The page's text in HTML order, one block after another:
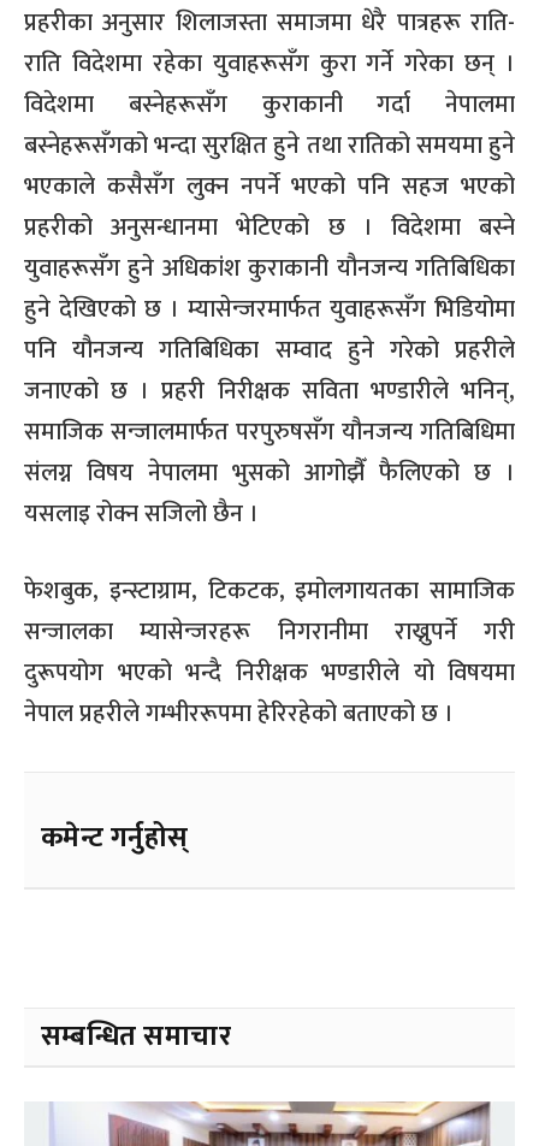
प्रहरीका अनुसार शिलाजस्ता समाजमा धेरै पात्रहरू राति-
राति विदेशमा रहेका युवाहरूसँग कुरा गर्ने गरेका छन् ।
विदेशमा बस्नेहरूसँग कुराकानी गर्दा नेपालमा
बस्नेहरूसँगको भन्दा सुरक्षित हुने तथा रातिको समयमा हुने
भएकाले कसैसँग लुक्न नपर्ने भएको पनि सहज भएको
प्रहरीको अनुसन्धानमा भेटिएको छ । विदेशमा बस्ने
युवाहरूसँग हुने अधिकांश कुराकानी यौनजन्य गतिबिधिका
हुने देखिएको छ । म्यासेन्जरमार्फत युवाहरूसँग भिडियोमा
पनि यौनजन्य गतिबिधिका सम्वाद हुने गरेको प्रहरीले
जनाएको छ । प्रहरी निरीक्षक सविता भण्डारीले भनिन्,
समाजिक सन्जालमार्फत परपुरुषसँग यौनजन्य गतिबिधिमा
संलग्न विषय नेपालमा भुसको आगोझैँ फैलिएको छ ।
यसलाइ रोक्न सजिलो छैन ।
फेशबुक, इन्स्टाग्राम, टिकटक, इमोलगायतका सामाजिक
सन्जालका म्यासेन्जरहरू निगरानीमा राख्नुपर्ने गरी
दुरूपयोग भएको भन्दै निरीक्षक भण्डारीले यो विषयमा
नेपाल प्रहरीले गम्भीररूपमा हेरिरहेको बताएको छ ।
कमेन्ट गर्नुहोस्
सम्बन्धित समाचार